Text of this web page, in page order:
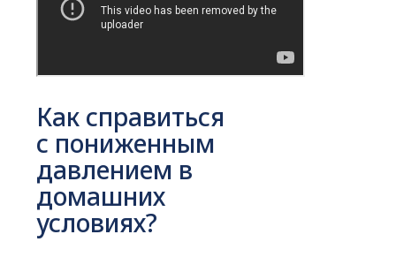
Как справиться
с пониженным
давлением в
домашних
условиях?